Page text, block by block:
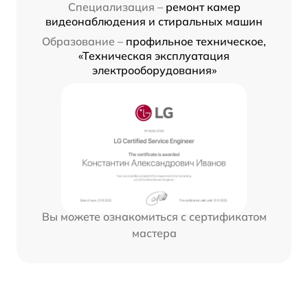
Специализация – ремонт камер
видеонаблюдения и стиральных машин
Образование – профильное техническое,
«Техническая эксплуатация
электрооборудования»
Вы можете ознакомиться с сертификатом
мастера